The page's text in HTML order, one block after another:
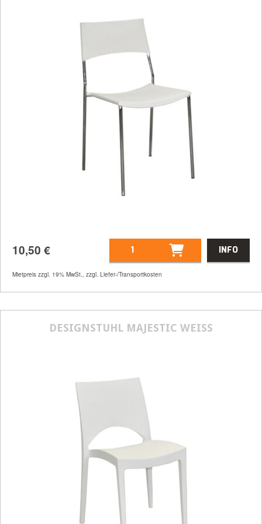
Artikelnummer
32181
€
10,50 € INFO
Mietpreis zzgl. 19% MwSt., zzgl. Liefer-/Transportkosten
DESIGNSTUHL MAJESTIC WEISS